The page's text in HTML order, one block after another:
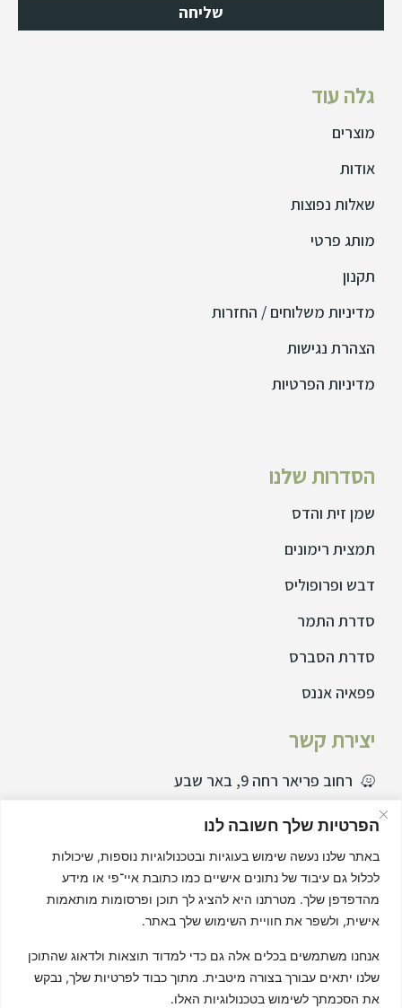
הפרטיות שלך חשובה לנו
באתר שלנו נעשה שימוש בעוגיות ובטכנולוגיות נוספות, שיכולות
לכלול גם עיבוד של נתונים אישיים כמו כתובת איי־פי או מידע
מהדפדפן שלך. מטרתנו היא להציג לך תוכן ופרסומות מותאמות
אישית, ולשפר את חוויית השימוש שלך באתר.
אנחנו משתמשים בכלים אלה גם כדי למדוד תוצאות ולדאוג שהתוכן
שלנו יתאים עבורך בצורה מיטבית. מתוך כבוד לפרטיות שלך, נבקש
את הסכמתך לשימוש בטכנולוגיות האלו.
יצירת קשר
רחוב פריאר רחה 9, באר שבע
077729995
08-6466555
info@s-schwartz.co.il
שאלות תשובות
רשתות חברתיות
הסדרות שלנו
שמן זית והדס
תמצית רימונים
דבש ופרופוליס
סדרת התמר
סדרת הסברס
פפאיה אננס
גלה עוד
מוצרים
אודות
שאלות נפוצות
מותג פרטי
תקנון
מדיניות משלוחים / החזרות
הצהרת נגישות
מדיניות הפרטיות
שליחה